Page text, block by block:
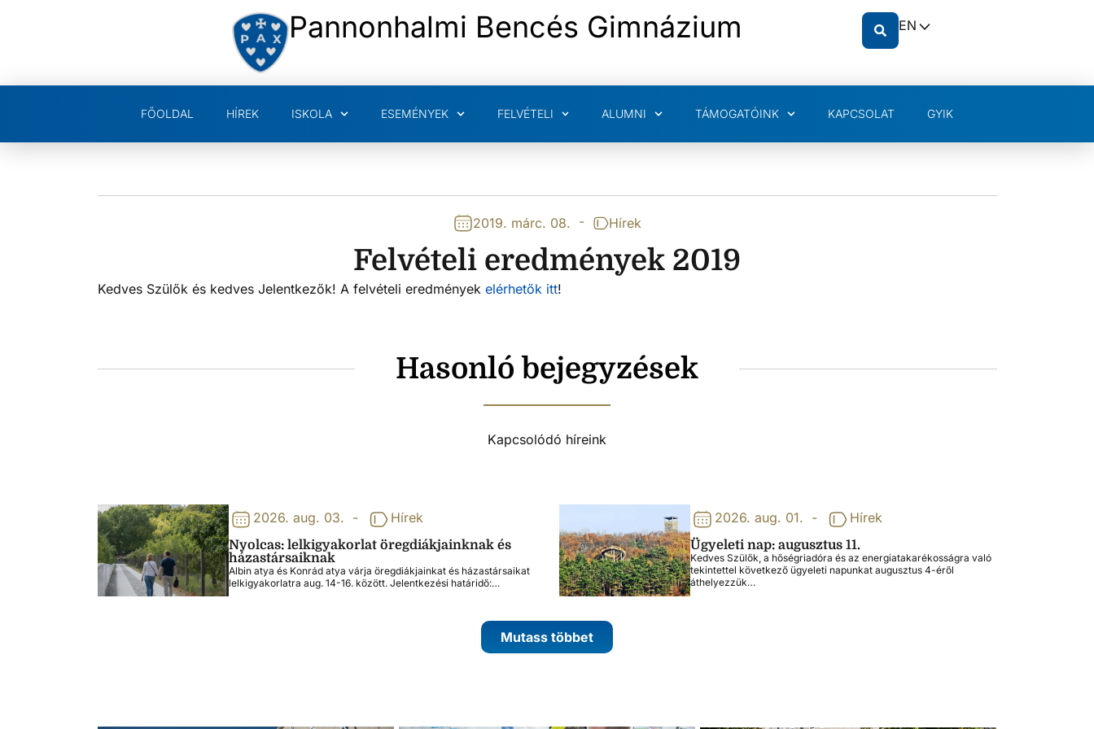
Pannonhalmi Bencés Gimnázium EN
FŐOLDAL HÍREK ISKOLA ESEMÉNYEK FELVÉTELI ALUMNI TÁMOGATÓINK KAPCSOLAT GYIK
2019. márc. 08. - Hírek
Felvételi eredmények 2019
Kedves Szülők és kedves Jelentkezők! A felvételi eredmények elérhetők itt!
Hasonló bejegyzések
Kapcsolódó híreink
2026. aug. 03. - Hírek
Nyolcas: lelkigyakorlat öregdiákjainknak és
házastársaiknak
Albin atya és Konrád atya várja öregdiákjainkat és házastársaikat
lelkigyakorlatra aug. 14-16. között. Jelentkezési határidő:…
2026. aug. 01. - Hírek
Ügyeleti nap: augusztus 11.
Kedves Szülők, a hőségriadóra és az energiatakarékosságra való
tekintettel következő ügyeleti napunkat augusztus 4-éről
áthelyezzük…
Mutass többet